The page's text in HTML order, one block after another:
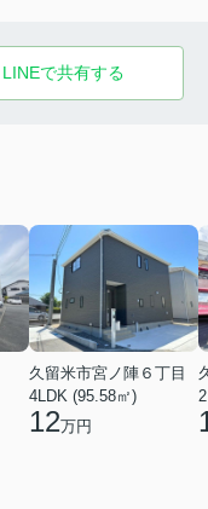
LINEで共有する
久留米市宮ノ陣６丁目
4LDK (95.58㎡)
12万円